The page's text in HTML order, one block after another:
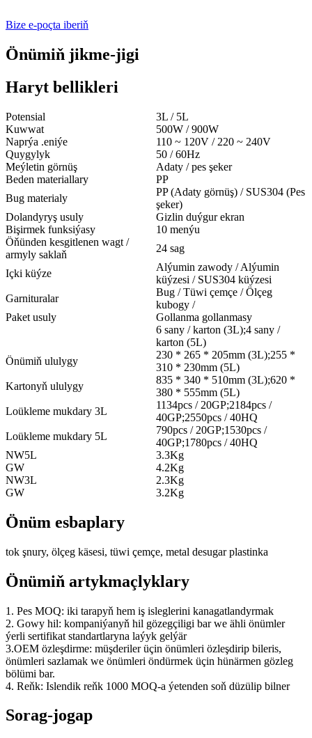
Bize e-poçta iberiň
Önümiň jikme-jigi
Haryt bellikleri
Potensial
3L / 5L
Kuwwat
500W / 900W
Naprýa .eniýe
110 ~ 120V / 220 ~ 240V
Quygylyk
50 / 60Hz
Meýletin görnüş
Adaty / pes şeker
Beden materiallary
PP
Bug materialy
PP (Adaty görnüş) / SUS304 (Pes
şeker)
Dolandyryş usuly
Gizlin duýgur ekran
Bişirmek funksiýasy
10 menýu
Öňünden kesgitlenen wagt /
armyly saklaň
24 sag
Içki küýze
Alýumin zawody / Alýumin
küýzesi / SUS304 küýzesi
Garnituralar
Bug / Tüwi çemçe / Ölçeg
kubogy /
Paket usuly
Gollanma gollanmasy
6 sany / karton (3L);4 sany /
karton (5L)
Önümiň ululygy
230 * 265 * 205mm (3L);255 *
310 * 230mm (5L)
Kartonyň ululygy
835 * 340 * 510mm (3L);620 *
380 * 555mm (5L)
Loükleme mukdary 3L
1134pcs / 20GP;2184pcs /
40GP;2550pcs / 40HQ
Loükleme mukdary 5L
790pcs / 20GP;1530pcs /
40GP;1780pcs / 40HQ
NW5L
3.3Kg
GW
4.2Kg
NW3L
2.3Kg
GW
3.2Kg
Önüm esbaplary
tok şnury, ölçeg käsesi, tüwi çemçe, metal desugar plastinka
Önümiň artykmaçlyklary
1. Pes MOQ: iki tarapyň hem iş isleglerini kanagatlandyrmak
2. Gowy hil: kompaniýanyň hil gözegçiligi bar we ähli önümler
ýerli sertifikat standartlaryna laýyk gelýär
3.OEM özleşdirme: müşderiler üçin önümleri özleşdirip bileris,
önümleri sazlamak we önümleri öndürmek üçin hünärmen gözleg
bölümi bar.
4. Reňk: Islendik reňk 1000 MOQ-a ýetenden soň düzülip bilner
Sorag-jogap